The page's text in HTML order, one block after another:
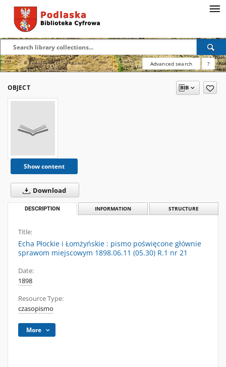
Advanced search ?
OBJECT
Show content
Download
DESCRIPTION INFORMATION STRUCTURE
Title:
Echa Płockie i Łomżyńskie : pismo poświęcone głównie
sprawom miejscowym 1898.06.11 (05.30) R.1 nr 21
Date:
1898
Resource Type:
czasopismo
More